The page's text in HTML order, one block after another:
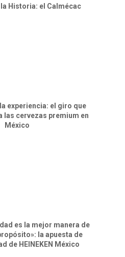
la Historia: el Calmécac
experiencia: el giro que
las cervezas premium en
México
es la mejor manera de
la apuesta de
de HEINEKEN México